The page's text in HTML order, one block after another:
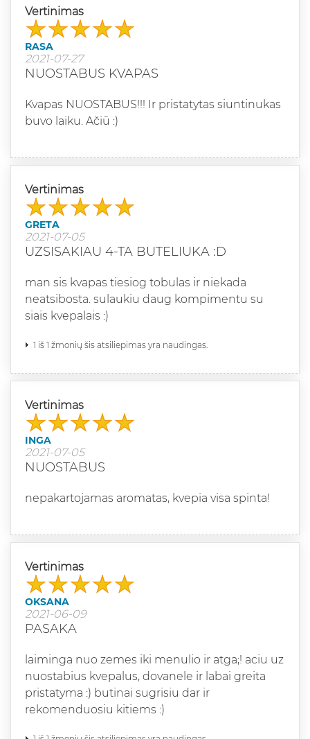
Vertinimas
RASA
2021-07-27
NUOSTABUS KVAPAS
Kvapas NUOSTABUS!!! Ir pristatytas siuntinukas
buvo laiku. Ačiū :)
Vertinimas
GRETA
2021-07-05
UZSISAKIAU 4-TA BUTELIUKA :D
man sis kvapas tiesiog tobulas ir niekada
neatsibosta. sulaukiu daug kompimentu su
siais kvepalais :)
1 iš 1 žmonių šis atsiliepimas yra naudingas.
Vertinimas
INGA
2021-07-05
NUOSTABUS
nepakartojamas aromatas, kvepia visa spinta!
Vertinimas
OKSANA
2021-06-09
PASAKA
laiminga nuo zemes iki menulio ir atga;! aciu uz
nuostabius kvepalus, dovanele ir labai greita
pristatyma :) butinai sugrisiu dar ir
rekomenduosiu kitiems :)